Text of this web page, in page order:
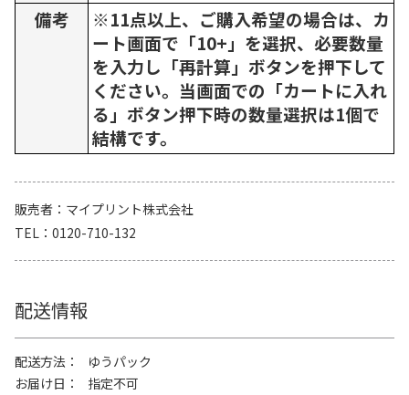
備考
※11点以上、ご購入希望の場合は、カ
ート画面で「10+」を選択、必要数量
を入力し「再計算」ボタンを押下して
ください。当画面での「カートに入れ
る」ボタン押下時の数量選択は1個で
結構です。
販売者
マイプリント株式会社
TEL
0120-710-132
配送情報
配送方法
ゆうパック
お届け日
指定不可